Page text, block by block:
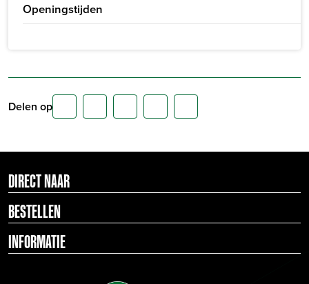
Openingstijden
Delen op
DIRECT NAAR
BESTELLEN
INFORMATIE